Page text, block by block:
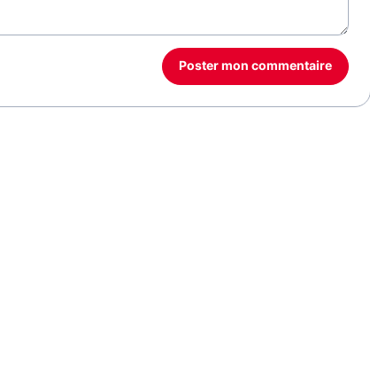
Poster mon commentaire